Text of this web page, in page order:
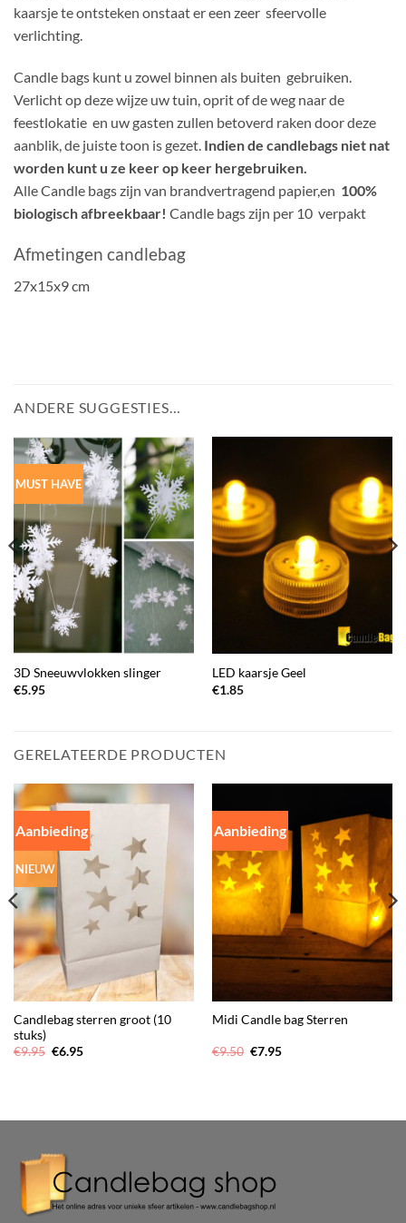
kaarsje te ontsteken onstaat er een zeer sfeervolle
verlichting.
Candle bags kunt u zowel binnen als buiten gebruiken.
Verlicht op deze wijze uw tuin, oprit of de weg naar de
feestlokatie en uw gasten zullen betoverd raken door deze
aanblik, de juiste toon is gezet. Indien de candlebags niet nat
worden kunt u ze keer op keer hergebruiken.
Alle Candle bags zijn van brandvertragend papier,en 100%
biologisch afbreekbaar! Candle bags zijn per 10 verpakt
Afmetingen candlebag
27x15x9 cm
ANDERE SUGGESTIES…
MUST HAVE
3D Sneeuwvlokken slinger
€5.95
LED kaarsje Geel
€1.85
GERELATEERDE PRODUCTEN
Aanbieding
NIEUW
Candlebag sterren groot (10
stuks)
€9.95 Oorspronkelijke
€6.95Huidige
Aanbieding
Midi Candle bag Sterren
€9.50 Oorspronkelijke
€7.95Huidige